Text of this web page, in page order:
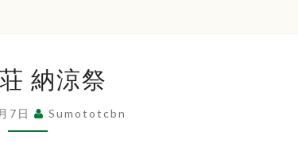
良
荘
納
納涼祭
7日 Sumototcbn